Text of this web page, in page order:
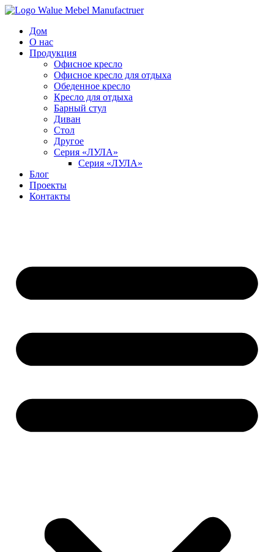
Перейти
содержимому
Дом
О нас
Продукция
Офисное кресло
Офисное кресло для отдыха
Обеденное кресло
Кресло для отдыха
Барный стул
Диван
Стол
Другое
Серия «ЛУЛА»
Серия «ЛУЛА»
Блог
Проекты
Контакты